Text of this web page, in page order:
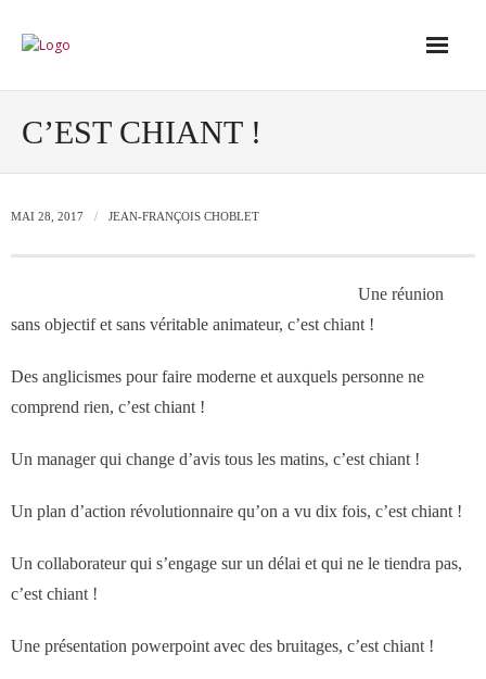
Accueil
Conseil
- Conseil en stratégie commerciale
- Conseil en développement des outils
de vente
- Ingénierie des ressources humaines
des réseaux de vente
Formation
- Formations aux techniques de vente
C’EST CHIANT !
MAI 28, 2017 JEAN-FRANÇOIS CHOBLET
Une réunion
sans objectif et sans véritable animateur, c’est chiant !
Des anglicismes pour faire moderne et auxquels personne ne
comprend rien, c’est chiant !
Un manager qui change d’avis tous les matins, c’est chiant !
Un plan d’action révolutionnaire qu’on a vu dix fois, c’est chiant !
Un collaborateur qui s’engage sur un délai et qui ne le tiendra pas,
c’est chiant !
Une présentation powerpoint avec des bruitages, c’est chiant !